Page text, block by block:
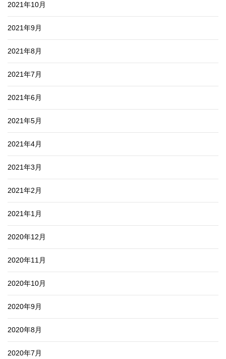
2021年10月
2021年9月
2021年8月
2021年7月
2021年6月
2021年5月
2021年4月
2021年3月
2021年2月
2021年1月
2020年12月
2020年11月
2020年10月
2020年9月
2020年8月
2020年7月